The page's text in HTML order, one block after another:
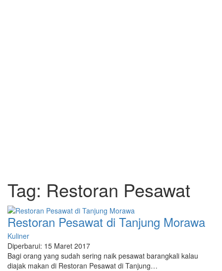
Tag: Restoran Pesawat
Restoran Pesawat di Tanjung Morawa
Kuliner
Diperbarui: 15 Maret 2017
Bagi orang yang sudah sering naik pesawat barangkali kalau
diajak makan di Restoran Pesawat di Tanjung…